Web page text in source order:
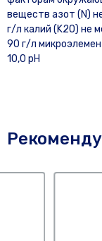
веществ азот (N)
г/л калий (K2O) не
90 г/л
10,0 pH